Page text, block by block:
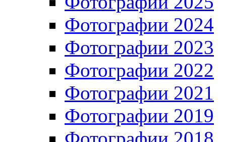
Фотографии 2024
Фотографии 2023
Фотографии 2022
Фотографии 2021
Фотографии 2019